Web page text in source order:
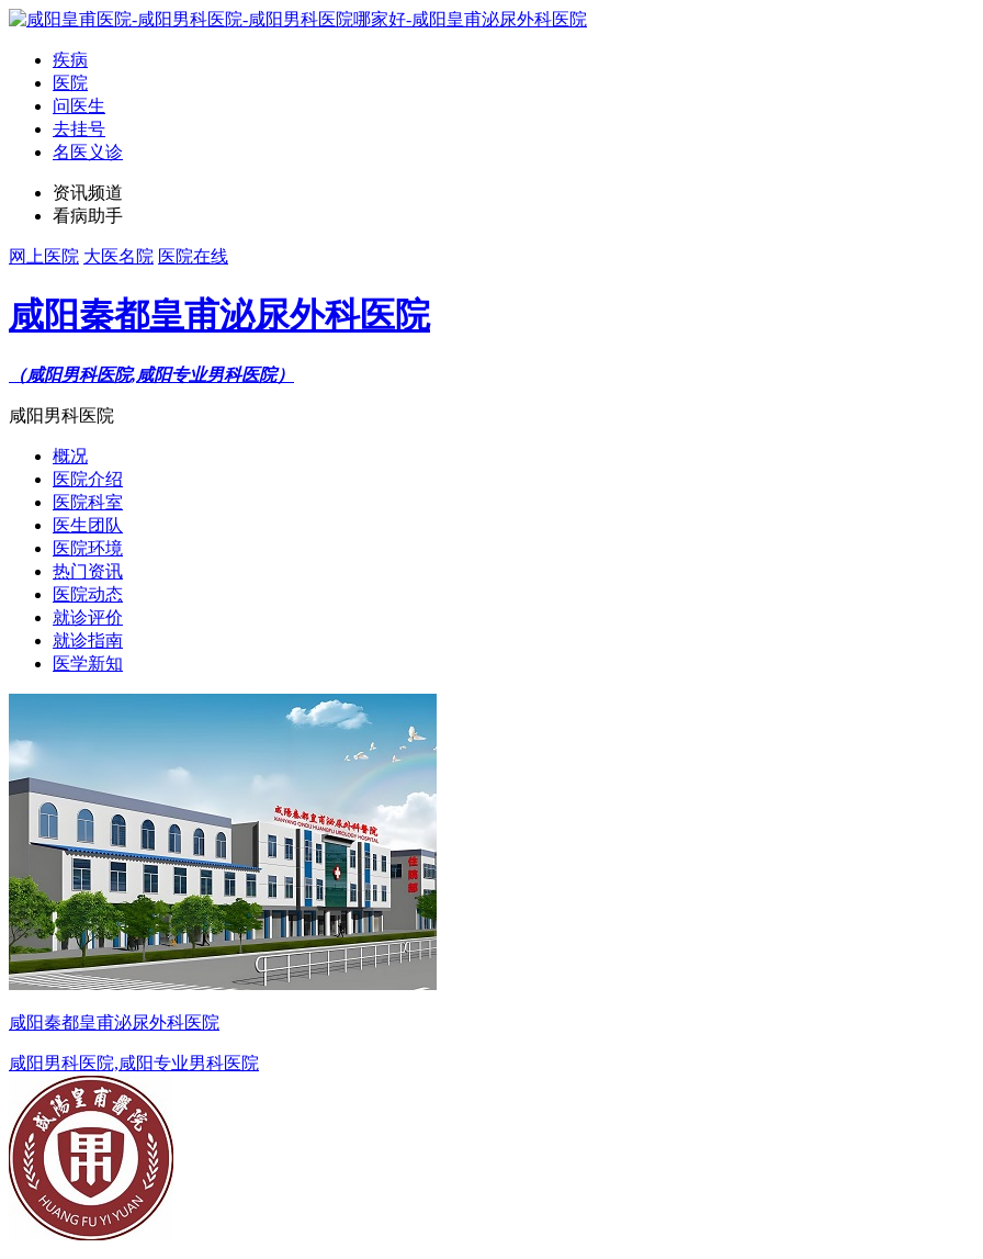
疾病
医院
问医生
去挂号
名医义诊
资讯频道
看病助手
网上医院 大医名院 医院在线
咸阳秦都皇甫泌尿外科医院
（咸阳男科医院,咸阳专业男科医院）
咸阳男科医院
概况
医院介绍
医院科室
医生团队
医院环境
热门资讯
医院动态
就诊评价
就诊指南
医学新知
咸阳秦都皇甫泌尿外科医院
咸阳男科医院,咸阳专业男科医院